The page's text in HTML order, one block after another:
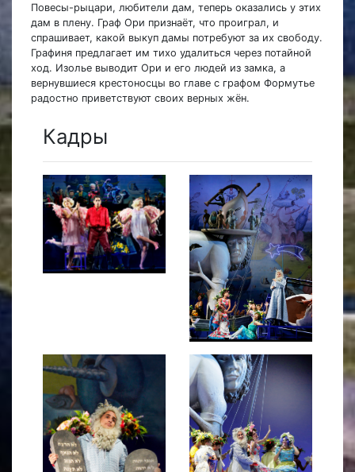
Повесы-рыцари, любители дам, теперь оказались у этих
дам в плену. Граф Ори признаёт, что проиграл, и
спрашивает, какой выкуп дамы потребуют за их свободу.
Графиня предлагает им тихо удалиться через потайной
ход. Изолье выводит Ори и его людей из замка, а
вернувшиеся крестоносцы во главе с графом Формутье
радостно приветствуют своих верных жён.
Кадры